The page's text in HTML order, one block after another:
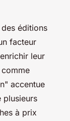
éditions
facteur
leur
accentue
plusieurs
à prix